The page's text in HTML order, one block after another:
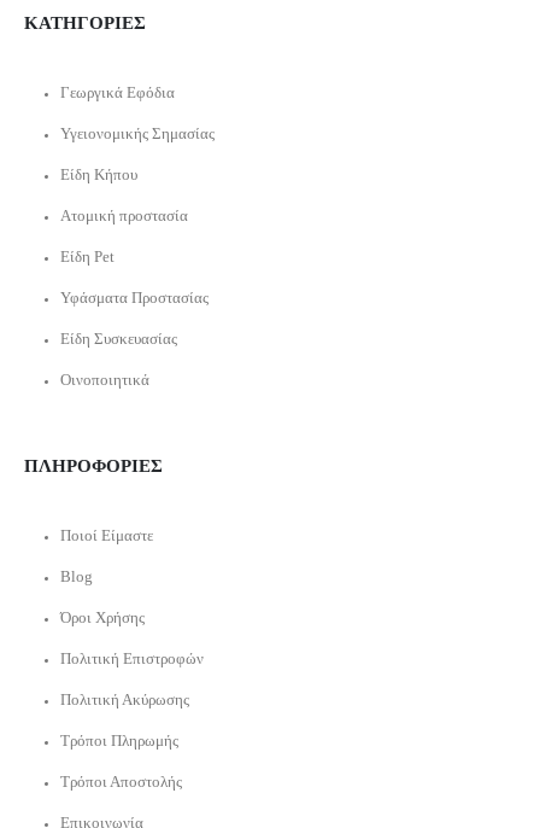
ΚΑΤΗΓΟΡΙΕΣ
Γεωργικά Εφόδια
Υγειονομικής Σημασίας
Είδη Κήπου
Ατομική προστασία
Είδη Pet
Υφάσματα Προστασίας
Είδη Συσκευασίας
Οινοποιητικά
ΠΛΗΡΟΦΟΡΙΕΣ
Ποιοί Είμαστε
Blog
Όροι Χρήσης
Πολιτική Επιστροφών
Πολιτική Ακύρωσης
Τρόποι Πληρωμής
Τρόποι Αποστολής
Επικοινωνία